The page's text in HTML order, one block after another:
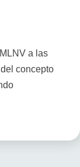
a las
concepto